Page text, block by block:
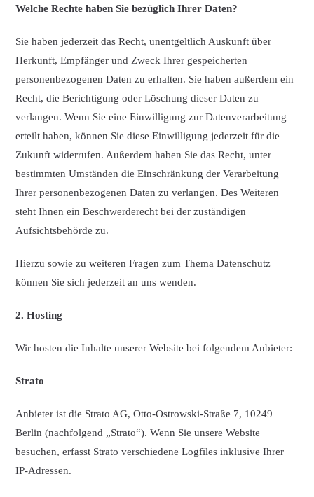
Welche Rechte haben Sie bezüglich Ihrer Daten?
Sie haben jederzeit das Recht, unentgeltlich Auskunft über
Herkunft, Empfänger und Zweck Ihrer gespeicherten
personenbezogenen Daten zu erhalten. Sie haben außerdem ein
Recht, die Berichtigung oder Löschung dieser Daten zu
verlangen. Wenn Sie eine Einwilligung zur Datenverarbeitung
erteilt haben, können Sie diese Einwilligung jederzeit für die
Zukunft widerrufen. Außerdem haben Sie das Recht, unter
bestimmten Umständen die Einschränkung der Verarbeitung
Ihrer personenbezogenen Daten zu verlangen. Des Weiteren
steht Ihnen ein Beschwerderecht bei der zuständigen
Aufsichtsbehörde zu.
Hierzu sowie zu weiteren Fragen zum Thema Datenschutz
können Sie sich jederzeit an uns wenden.
2. Hosting
Wir hosten die Inhalte unserer Website bei folgendem Anbieter:
Strato
Anbieter ist die Strato AG, Otto-Ostrowski-Straße 7, 10249
Berlin (nachfolgend „Strato“). Wenn Sie unsere Website
besuchen, erfasst Strato verschiedene Logfiles inklusive Ihrer
IP-Adressen.